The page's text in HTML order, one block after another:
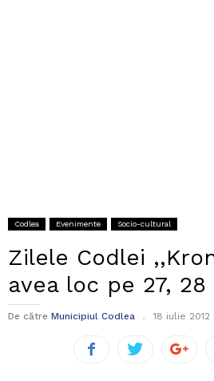
Codlea Evenimente Socio-cultural
Zilele Codlei
avea loc pe 27,
De către Municipiul Codlea 18 iulie 2012